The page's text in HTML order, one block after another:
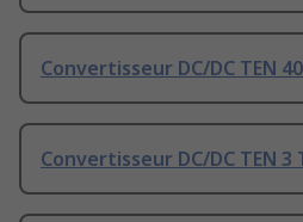
Convertisseur DC/DC TEN
Convertisseur DC/DC TEN